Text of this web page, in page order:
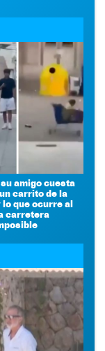
amigo cuesta
carrito de la
lo que ocurre al
carretera